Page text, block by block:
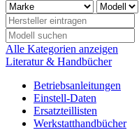
Alle Kategorien anzeigen
Literatur & Handbücher
Betriebsanleitungen
Einstell-Daten
Ersatzteillisten
Werkstatthandbücher